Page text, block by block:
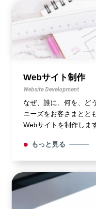
Webサイト制作
Website Development
なぜ、誰に、何を、ど
ニーズをお客さまとと
Webサイトを制作しま
もっと見る